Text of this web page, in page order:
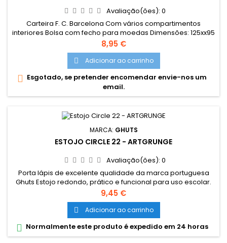
Avaliação(ões): 0
Carteira F. C. Barcelona Com vários compartimentos
interiores Bolsa com fecho para moedas Dimensões: 125xx95
mm
Preço
8,95 €
 Adicionar ao carrinho
 Esgotado, se pretender encomendar envie-nos um
email.
MARCA: GHUTS
ESTOJO CIRCLE 22 - ARTGRUNGE
Avaliação(ões): 0
Porta lápis de excelente qualidade da marca portuguesa
Ghuts Estojo redondo, prático e funcional para uso escolar.
Dimensões: 22,5 x 6 x 6 cm Características: Polyester 600D;
Fecho e cursor certificados YKK
Preço
9,45 €
 Adicionar ao carrinho
 Normalmente este produto é expedido em 24 horas